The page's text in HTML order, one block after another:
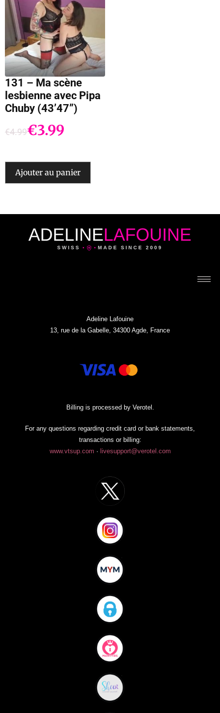
131 – Ma scène
lesbienne avec Pipa
Chuby (43’47”)
€4.99€3.99
Ajouter au panier
Adeline Lafouine
13, rue de la Gabelle, 34300 Agde, France
Billing is processed by Verotel.
For any questions regarding credit card or bank statements,
transactions or billing:
www.vtsup.com · livesupport@verotel.com